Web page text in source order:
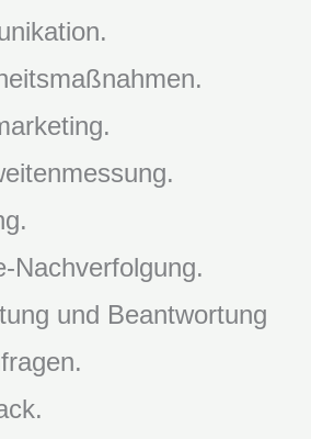
Nachverfolgung.
und Beantwortung